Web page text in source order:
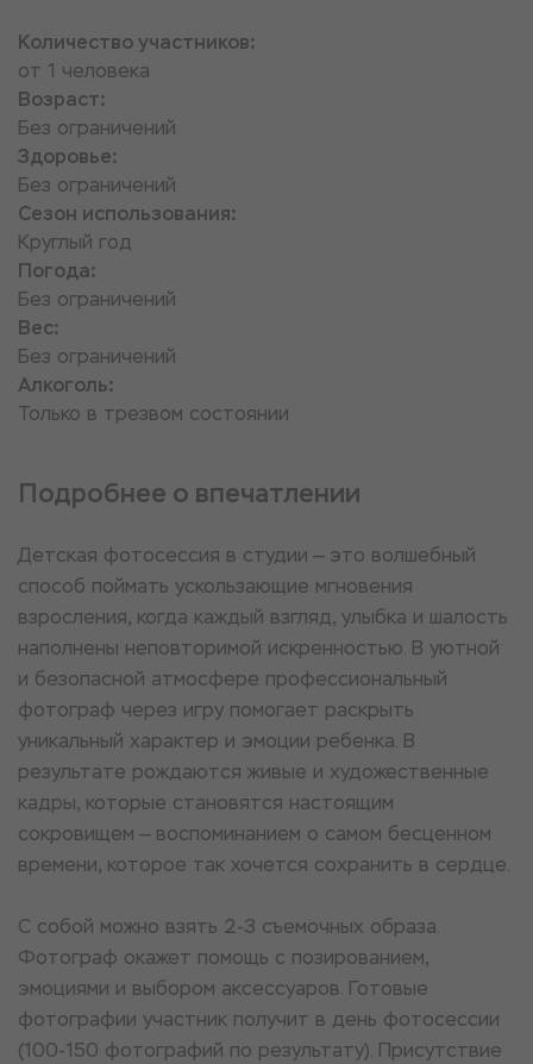
Количество участников:
от 1 человека
Возраст:
Без ограничений
Здоровье:
Без ограничений
Сезон использования:
Круглый год
Погода:
Без ограничений
Вес:
Без ограничений
Алкоголь:
Только в трезвом состоянии
Подробнее о впечатлении
Детская фотосессия в студии — это волшебный
способ поймать ускользающие мгновения
взросления, когда каждый взгляд, улыбка и шалость
наполнены неповторимой искренностью. В уютной
и безопасной атмосфере профессиональный
фотограф через игру помогает раскрыть
уникальный характер и эмоции ребенка. В
результате рождаются живые и художественные
кадры, которые становятся настоящим
сокровищем — воспоминанием о самом бесценном
времени, которое так хочется сохранить в сердце.
С собой можно взять 2-3 съемочных образа.
Фотограф окажет помощь с позированием,
эмоциями и выбором аксессуаров. Готовые
фотографии участник получит в день фотосессии
(100-150 фотографий по результату). Присутствие